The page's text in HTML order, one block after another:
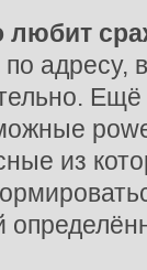
любит
адресу,
Ещё
из